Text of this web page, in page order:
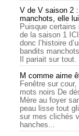
V de V saison 2
manchots, elle
Puisque
de la saison 1
donc l’histoire
bandits
Il pariait sur
M comme aime
Fenêtre sur
mots noirs De
Mère au foyer
peau lisse tout
sur mes clichés
hanches...